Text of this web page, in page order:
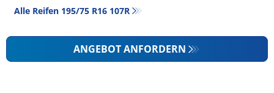
Alle Reifen‎ 195/75 R16 107R
ANGEBOT ANFORDERN